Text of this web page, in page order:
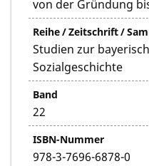
von der Gründung
Reihe / Zeitschrift /
Studien zur
Sozialgeschichte
Band
22
ISBN-Nummer
978-3-7696-6878-0